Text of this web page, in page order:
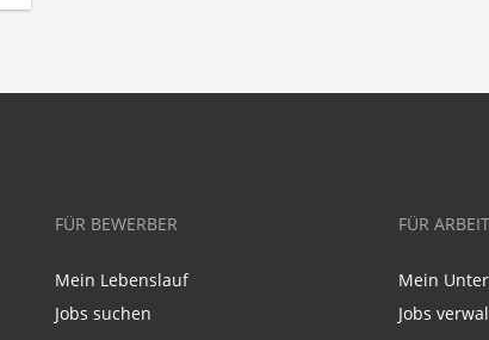
FÜR BEWERBER
Mein Lebenslauf
Jobs suchen
FÜR
Mein
Jobs